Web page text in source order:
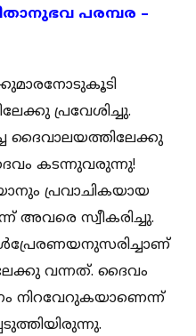
പരമ്പര –
പ്രവേശിച്ചു.
ദൈവാലയത്തിലേക്കു
കടന്നുവരുന്നു!
പ്രവാചികയായ
അവരെ സ്വീകരിച്ചു.
വന്നത്. ദൈവം
നിറവേറുകയാണെന്ന്